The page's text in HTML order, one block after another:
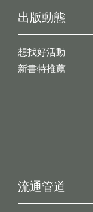
出版動態
想找好活動
新書特推薦
流通管道